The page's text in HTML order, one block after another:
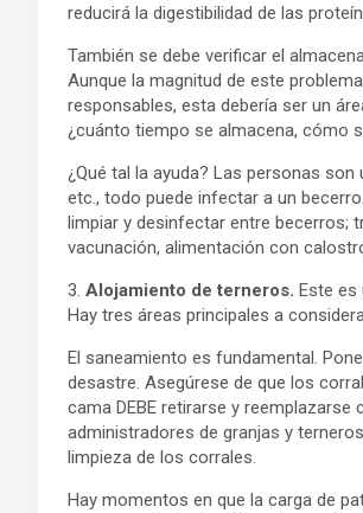
reducirá la digestibilidad de las
También se debe verificar el
Aunque la magnitud de este
responsables, esta debería ser un
¿cuánto tiempo se almacena, cómo
¿Qué tal la ayuda? Las personas
etc., todo puede infectar a un
limpiar y desinfectar entre becerros;
vacunación, alimentación con
3. Alojamiento de terneros. Este es
Hay tres áreas principales a
El saneamiento es fundamental.
desastre. Asegúrese de que los
cama DEBE retirarse y
administradores de granjas y
limpieza de los corrales.
Hay momentos en que la carga de